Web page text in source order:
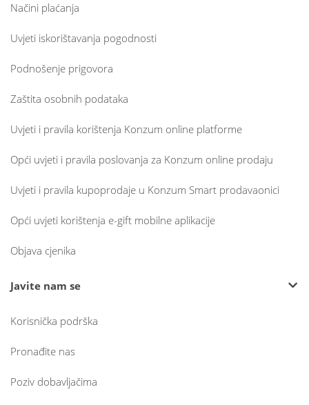
Načini plaćanja
Uvjeti iskorištavanja pogodnosti
Podnošenje prigovora
Zaštita osobnih podataka
Uvjeti i pravila korištenja Konzum online platforme
Opći uvjeti i pravila poslovanja za Konzum online prodaju
Uvjeti i pravila kupoprodaje u Konzum Smart prodavaonici
Opći uvjeti korištenja e-gift mobilne aplikacije
Objava cjenika
Javite nam se
Korisnička podrška
Pronađite nas
Poziv dobavljačima